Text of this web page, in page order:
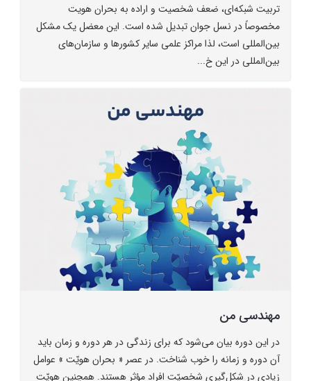
تربیت شبکه‌ای، ضعف شخصیت و اراده به بحران هویت
مخصوصاً در نسل جوان تبدیل شده است. این معضل یک مشکل
بین‌المللی است، لذا مراکز علمی سایر کشورها و سازمان‌های
بین‌المللی در این خ...
مهندسی من
در این دوره بیان می‌شود که برای زندگی در هر دوره و زمان باید
آن دوره و زمانه را خوب شناخت. در عصر « بحران هویّت » عوامل
زیادی در شکل‌گیری شخصیّت افراد مؤثر هستند. همچنین هویّت